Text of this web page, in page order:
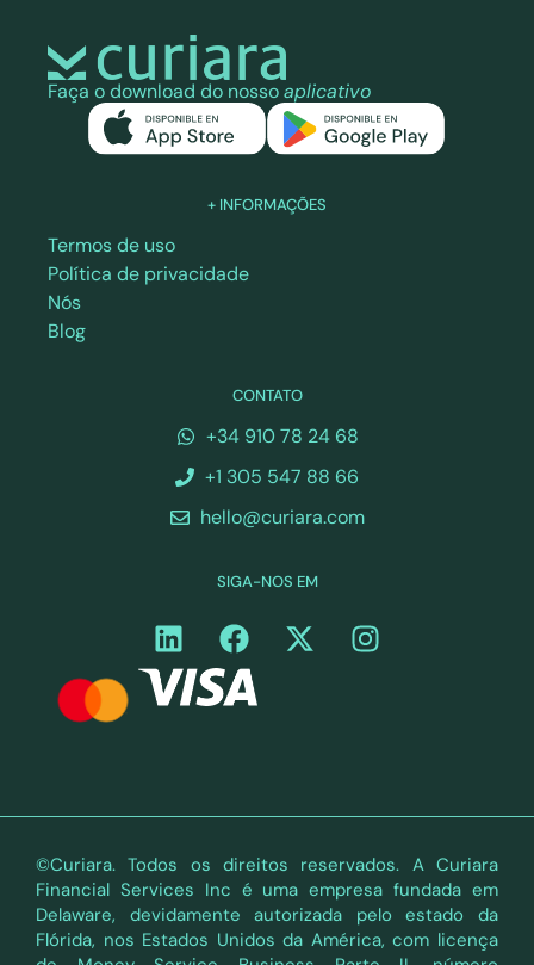
Faça o download do nossoaplicativo
+ INFORMAÇÕES
Termos de uso
Política de privacidade
Nós
Blog
CONTATO
+34 910 78 24 68
+1 305 547 88 66
hello@curiara.com
SIGA-NOS EM
©Curiara. Todos os direitos reservados. A Curiara
Financial Services Inc é uma empresa fundada em
Delaware, devidamente autorizada pelo estado da
Flórida, nos Estados Unidos da América, com licença